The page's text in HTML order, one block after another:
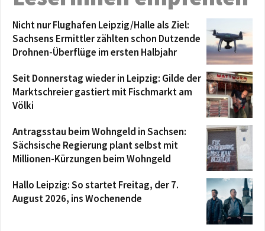
Nicht nur Flughafen Leipzig/Halle als Ziel:
Sachsens Ermittler zählten schon Dutzende
Drohnen-Überflüge im ersten Halbjahr
Seit Donnerstag wieder in Leipzig: Gilde der
Marktschreier gastiert mit Fischmarkt am
Völki
Antragsstau beim Wohngeld in Sachsen:
Sächsische Regierung plant selbst mit
Millionen-Kürzungen beim Wohngeld
Hallo Leipzig: So startet Freitag, der 7.
August 2026, ins Wochenende